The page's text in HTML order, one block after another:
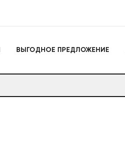
ВЫГОДНОЕ ПРЕДЛОЖЕНИЕ
Игрушки для активного
Мягкие брелоки